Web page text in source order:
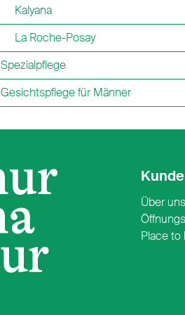
Kalyana
La Roche-Posay
Spezialpflege
Gesichtspflege für Männer
Über uns
Place to